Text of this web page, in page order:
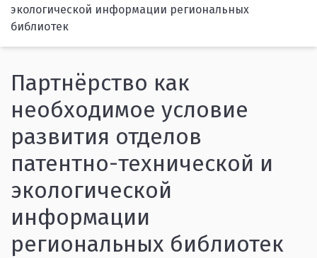
экологической информации региональных
библиотек
Партнёрство как
необходимое условие
развития отделов
патентно-технической и
экологической
информации
региональных библиотек